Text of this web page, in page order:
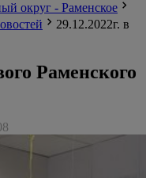
округ - Раменское
29.12.2022г. в
Раменского